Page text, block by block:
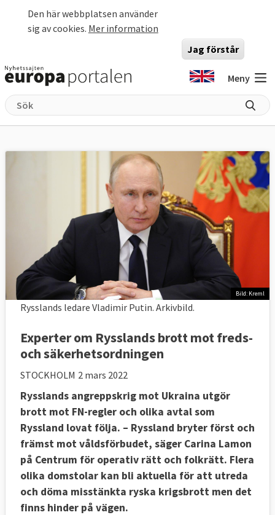
Den här webbplatsen använder
sig av cookies. Mer information
Jag förstår
Meny
Bild: Kreml
Rysslands ledare Vladimir Putin. Arkivbild.
Experter om Rysslands brott mot freds-
och säkerhetsordningen
STOCKHOLM 2 mars 2022
Rysslands angreppskrig mot Ukraina utgör
brott mot FN-regler och olika avtal som
Ryssland lovat följa. – Ryssland bryter först och
främst mot våldsförbudet, säger Carina Lamon
på Centrum för operativ rätt och folkrätt. Flera
olika domstolar kan bli aktuella för att utreda
och döma misstänkta ryska krigsbrott men det
finns hinder på vägen.